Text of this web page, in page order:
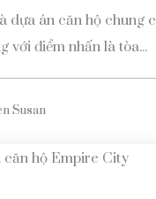
dựa án căn hộ chung
với điểm nhấn là tòa...
Susan